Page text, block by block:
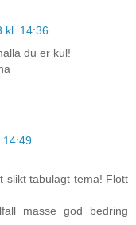
kl. 14:36
du er kul!
14:49
slikt tabulagt tema! Flott
masse god bedring